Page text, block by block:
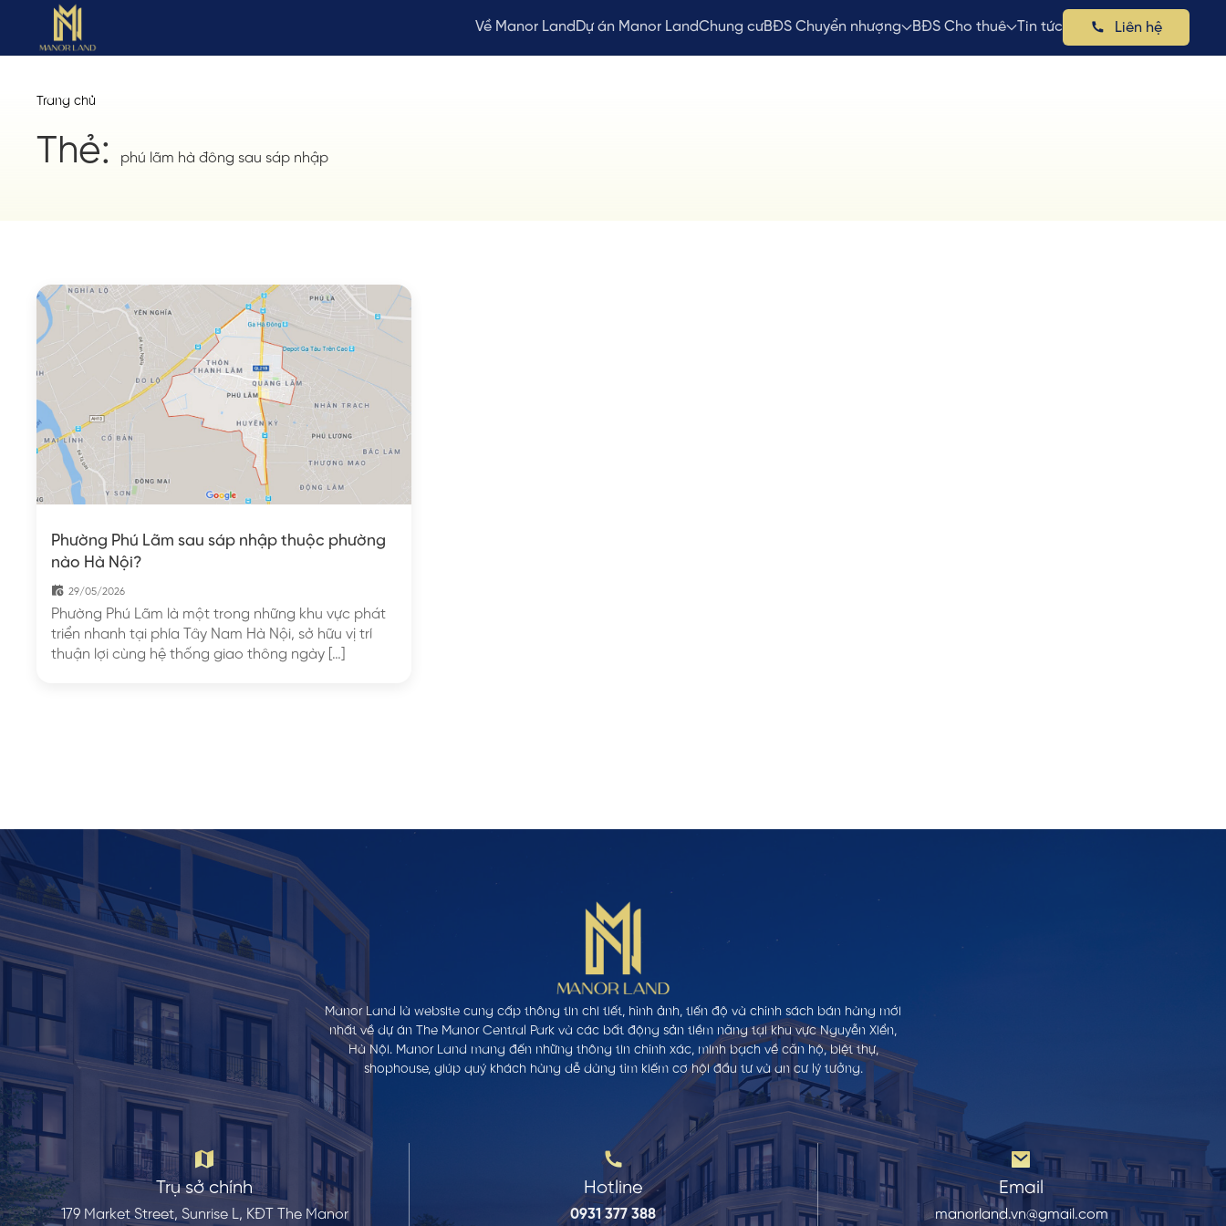
Về Manor LandDự án Manor LandChung cưBĐS Chuyển nhượng BĐS Cho thuê Tin tức Liên hệ
Trang chủ
Thẻ: phú lãm hà đông sau sáp nhập
Phường Phú Lãm sau sáp nhập thuộc phường
nào Hà Nội?
29/05/2026
Phường Phú Lãm là một trong những khu vực phát
triển nhanh tại phía Tây Nam Hà Nội, sở hữu vị trí
thuận lợi cùng hệ thống giao thông ngày […]
Manor Land là website cung cấp thông tin chi tiết, hình ảnh, tiến độ và chính sách bán hàng mới
nhất về dự án The Manor Central Park và các bất động sản tiềm năng tại khu vực Nguyễn Xiển,
Hà Nội. Manor Land mang đến những thông tin chính xác, minh bạch về căn hộ, biệt thự,
shophouse, giúp quý khách hàng dễ dàng tìm kiếm cơ hội đầu tư và an cư lý tưởng.
Trụ sở chính
179 Market Street, Sunrise L, KĐT The Manor
Hotline
0931 377 388
Email
manorland.vn@gmail.com